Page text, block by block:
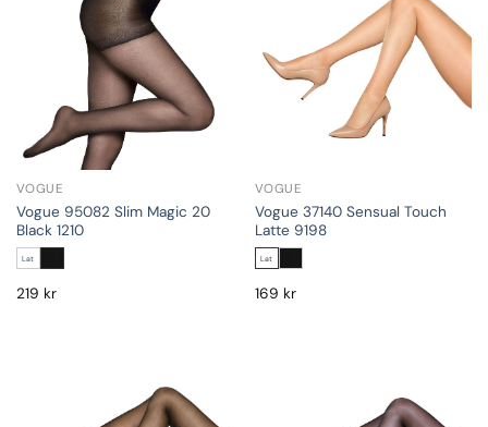
VOGUE
Vogue 95082 Slim Magic 20
Black 1210
Lat
219 kr
VOGUE
Vogue 37140 Sensual Touch
Latte 9198
Lat
169 kr